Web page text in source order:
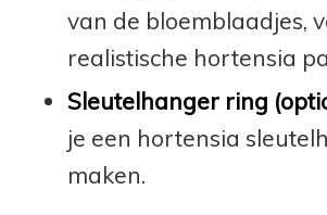
van de bloemblaadjes,
realistische hortensia
Sleutelhanger ring
je een hortensia
maken.